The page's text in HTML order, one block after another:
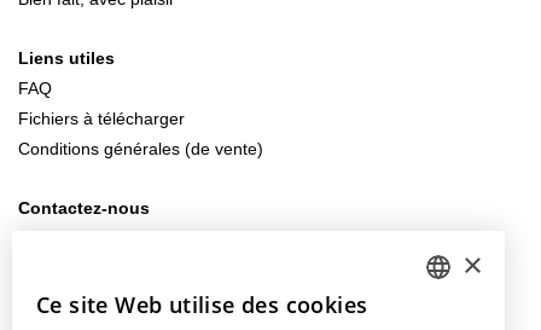
Liens utiles
FAQ
Fichiers à télécharger
Conditions générales (de vente)
Contactez-nous
×
Ce site Web utilise des cookies